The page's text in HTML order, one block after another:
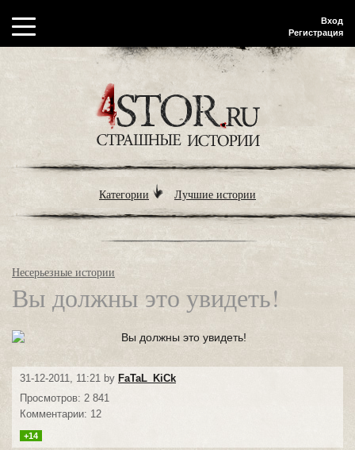
Вход
Регистрация
Категории Лучшие истории
Несерьезные истории
Вы должны это увидеть!
31-12-2011, 11:21 by FaTaL_KiCk
Просмотров: 2 841
Комментарии: 12
+14